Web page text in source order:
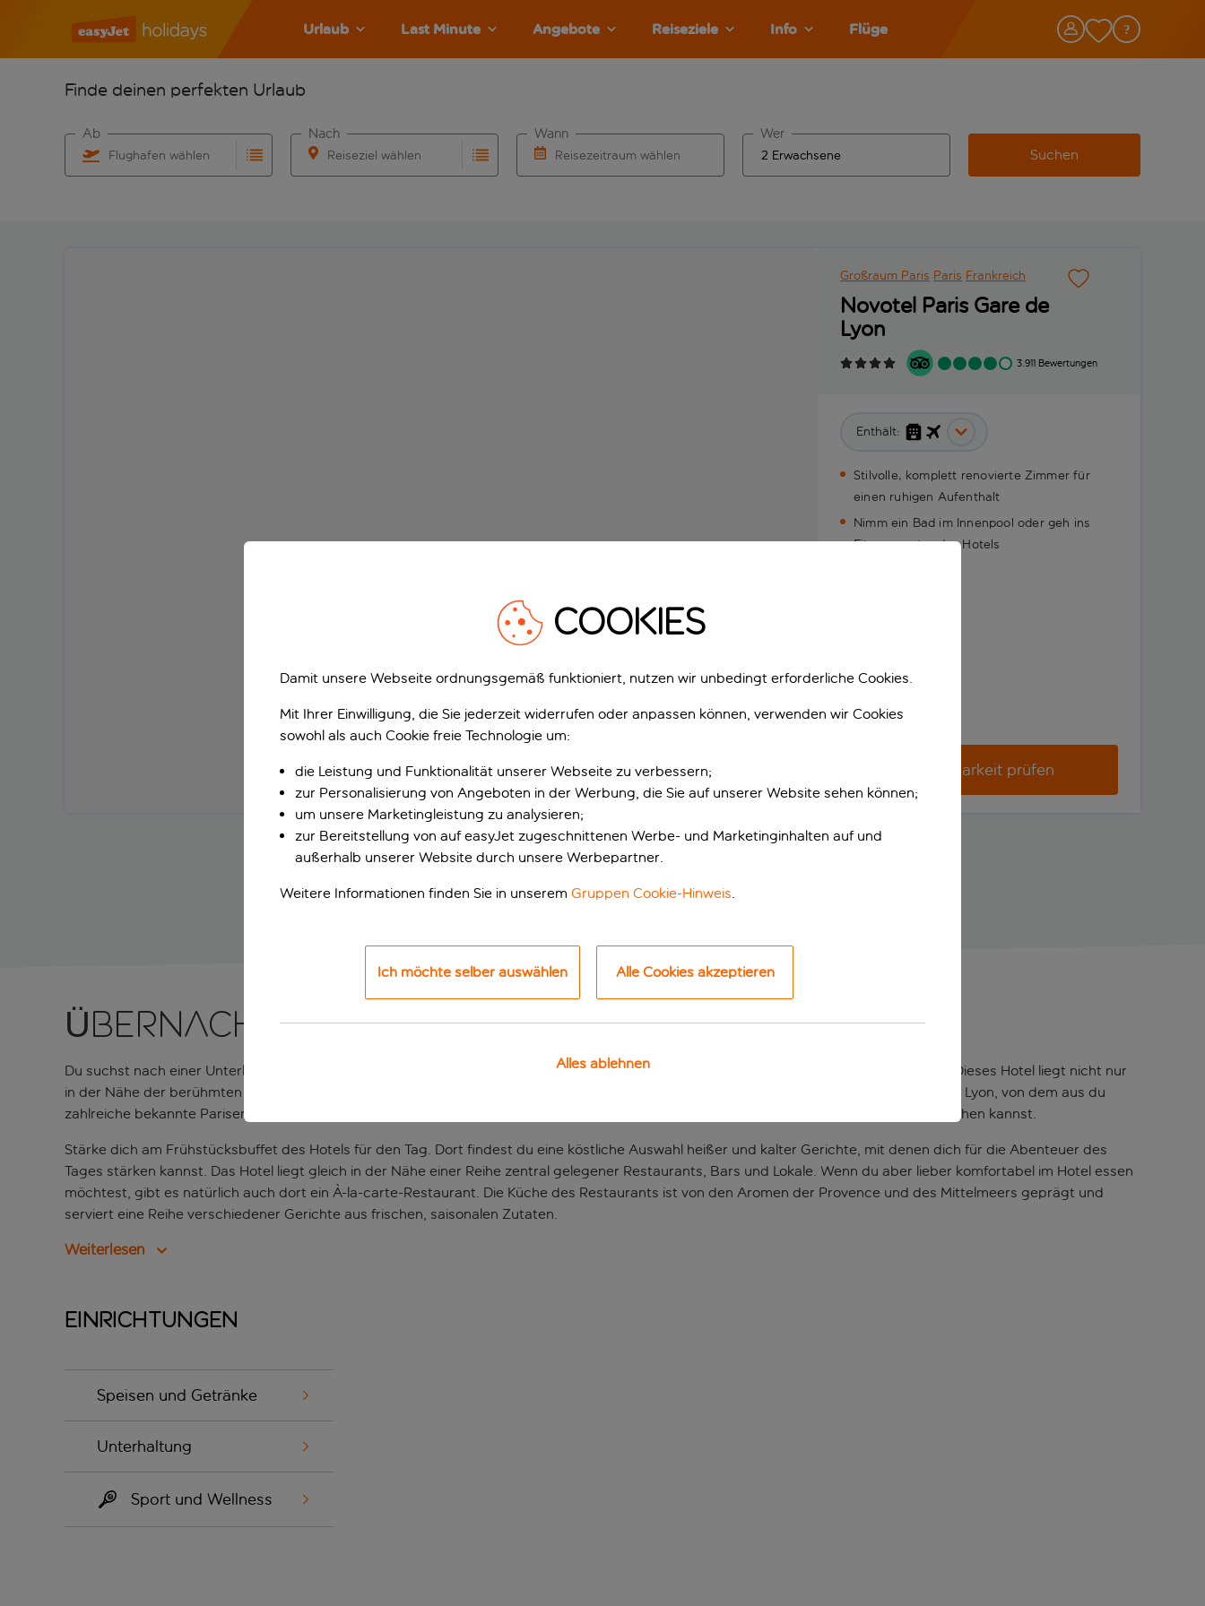
Urlaub Last Minute Angebote Reiseziele Info Flüge
Finde deinen perfekten Urlaub
Flughafen wählen
Ab
Reiseziel wählen
Nach
Reisezeitraum wählen
Wann Wer
Suchen
Großraum Paris Paris Frankreich
Novotel Paris Gare de
Lyon
3.911 Bewertungen
Enthält:
Stilvolle, komplett renovierte Zimmer für
einen ruhigen Aufenthalt
Nimm ein Bad im Innenpool oder geh ins
Fitnesscenter des Hotels
Verfügbarkeit prüfen
Übernachten im Herzen der Hauptstadt
Du suchst nach einer Unterkunft, die bequem im Herzen der Hauptstadt liegt? Dann bist du im Novotel Paris Gare de Lyon genau richtig. Dieses Hotel liegt nicht nur
in der Nähe der berühmten Bastille, sondern, wie der Name schon sagt, auch direkt um die Ecke des zentral gelegenen Bahnhofs Gare de Lyon, von dem aus du
zahlreiche bekannte Pariser Sehenswürdigkeiten, wie den Louvre, die Oper und das Stadion Stade du France, innerhalb von Minuten erreichen kannst.
Stärke dich am Frühstücksbuffet des Hotels für den Tag. Dort findest du eine köstliche Auswahl heißer und kalter Gerichte, mit denen dich für die Abenteuer des
Tages stärken kannst. Das Hotel liegt gleich in der Nähe einer Reihe zentral gelegener Restaurants, Bars und Lokale. Wenn du aber lieber komfortabel im Hotel essen
möchtest, gibt es natürlich auch dort ein À-la-carte-Restaurant. Die Küche des Restaurants ist von den Aromen der Provence und des Mittelmeers geprägt und
serviert eine Reihe verschiedener Gerichte aus frischen, saisonalen Zutaten.
Weiterlesen
Einrichtungen
Speisen und Getränke
Unterhaltung
Sport und Wellness
COOKIES
Damit unsere Webseite ordnungsgemäß funktioniert, nutzen wir unbedingt erforderliche Cookies.
Mit Ihrer Einwilligung, die Sie jederzeit widerrufen oder anpassen können, verwenden wir Cookies
sowohl als auch Cookie freie Technologie um:
die Leistung und Funktionalität unserer Webseite zu verbessern;
zur Personalisierung von Angeboten in der Werbung, die Sie auf unserer Website sehen können;
um unsere Marketingleistung zu analysieren;
zur Bereitstellung von auf easyJet zugeschnittenen Werbe- und Marketinginhalten auf und
außerhalb unserer Website durch unsere Werbepartner.
Weitere Informationen finden Sie in unserem Gruppen Cookie-Hinweis.
Ich möchte selber auswählen Alle Cookies akzeptieren
Alles ablehnen